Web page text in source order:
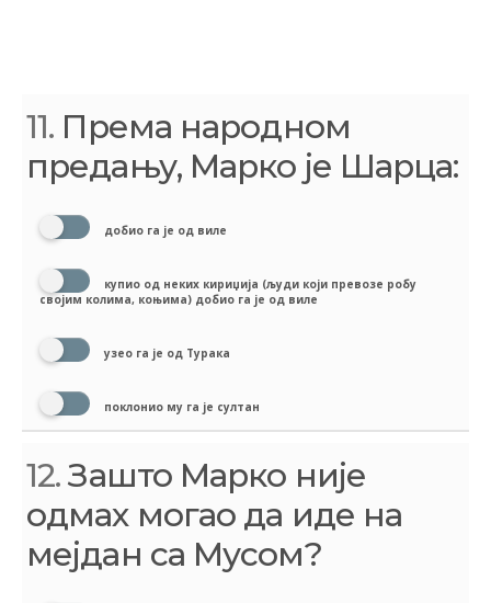
11. Према народном
предању, Марко је Шарца:
добио га је од виле
купио од неких кириџија (људи који превозе робу
својим колима, коњима) добио га је од виле
узео га је од Турака
поклонио му га је султан
12.Зашто Марко није
одмах могао да иде на
мејдан са Мусом?